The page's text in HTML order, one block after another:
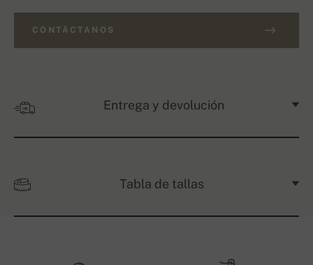
CONTÁCTANOS
Entrega y devolución
Tabla de tallas